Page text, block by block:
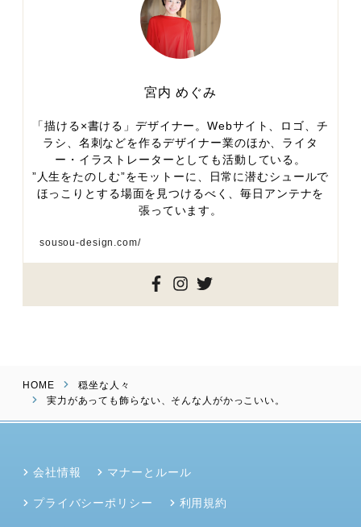
宮内 めぐみ
「描ける×書ける」デザイナー。Webサイト、ロゴ、チ
ラシ、名刺などを作るデザイナー業のほか、ライタ
ー・イラストレーターとしても活動している。
”人生をたのしむ”をモットーに、日常に潜むシュールで
ほっこりとする場面を見つけるべく、毎日アンテナを
張っています。
sousou-design.com/
HOME
穏坐な人々
実力があっても飾らない、そんな人がかっこいい。
会社情報 マナーとルール
プライバシーポリシー 利用規約